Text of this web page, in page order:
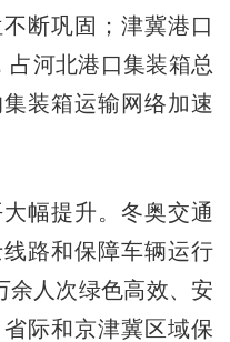
断巩固；津冀港口
河北港口集装箱总
装箱运输网络加速
幅提升。冬奥交通
路和保障车辆运行
余人次绿色高效、安
际和京津冀区域保